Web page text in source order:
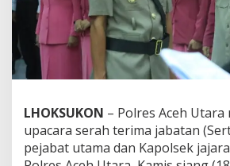
r
i
b
S
e
LHOKSUKON – Polres Aceh
upacara serah terima jabatan
pejabat utama dan Kapolsek